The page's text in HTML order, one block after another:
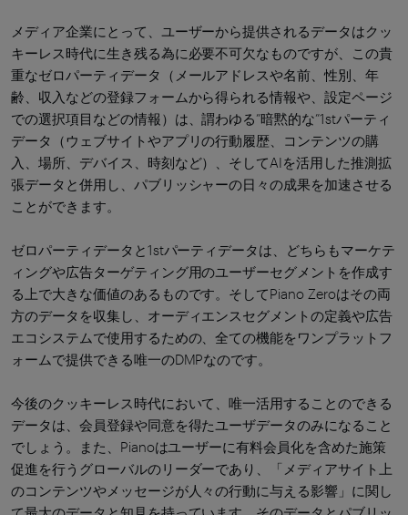
メディア企業にとって、ユーザーから提供されるデータはクッ
キーレス時代に生き残る為に必要不可欠なものですが、この貴
重なゼロパーティデータ（メールアドレスや名前、性別、年
齢、収入などの登録フォームから得られる情報や、設定ページ
での選択項目などの情報）は、謂わゆる”暗黙的な”1stパーティ
データ（ウェブサイトやアプリの行動履歴、コンテンツの購
入、場所、デバイス、時刻など）、そしてAIを活用した推測拡
張データと併用し、パブリッシャーの日々の成果を加速させる
ことができます。
ゼロパーティデータと1stパーティデータは、どちらもマーケテ
ィングや広告ターゲティング用のユーザーセグメントを作成す
る上で大きな価値のあるものです。そしてPiano Zeroはその両
方のデータを収集し、オーディエンスセグメントの定義や広告
エコシステムで使用するための、全ての機能をワンプラットフ
ォームで提供できる唯一のDMPなのです。
今後のクッキーレス時代において、唯一活用することのできる
データは、会員登録や同意を得たユーザデータのみになること
でしょう。また、Pianoはユーザーに有料会員化を含めた施策
促進を行うグローバルのリーダーであり、「メディアサイト上
のコンテンツやメッセージが人々の行動に与える影響」に関し